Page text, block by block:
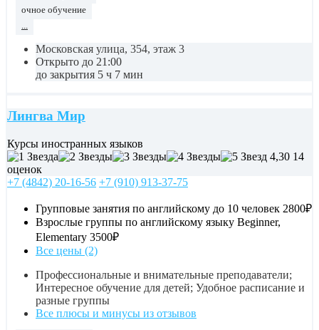
очное обучение
Московская улица, 354, этаж 3
Открыто до 21:00
до закрытия 5 ч 7 мин
Лингва Мир
Курсы иностранных языков
4,30 14
оценок
+7 (4842) 20-16-56 +7 (910) 913-37-75
Групповые занятия по английскому до 10 человек 2800₽
Взрослые группы по английскому языку Beginner,
Elementary 3500₽
Все цены (2)
Профессиональные и внимательные преподаватели;
Интересное обучение для детей; Удобное расписание и
разные группы
Все плюсы и минусы из отзывов